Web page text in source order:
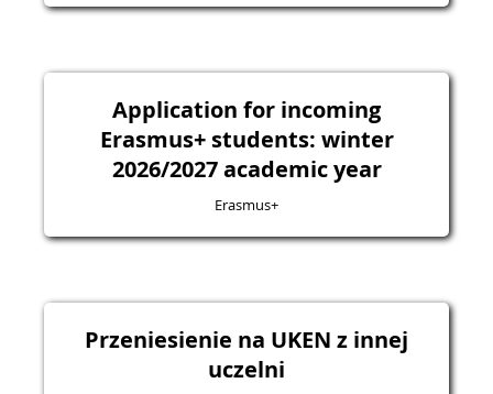
Application for incoming
Erasmus+ students: winter
2026/2027 academic year
Erasmus+
Przeniesienie na UKEN z innej
uczelni